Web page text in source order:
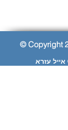
© Copyright
עזרא